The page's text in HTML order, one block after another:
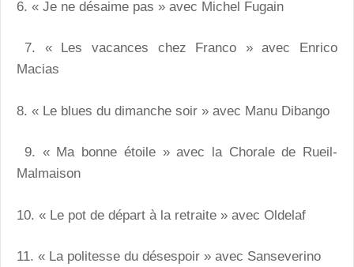
6. « Je ne désaime pas » avec Michel Fugain
7. « Les vacances chez Franco » avec Enrico
Macias
8. « Le blues du dimanche soir » avec Manu Dibango
9. « Ma bonne étoile » avec la Chorale de Rueil-
Malmaison
10. « Le pot de départ à la retraite » avec Oldelaf
11. « La politesse du désespoir » avec Sanseverino